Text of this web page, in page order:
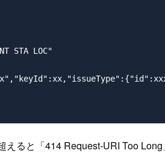
ると「414 Request-URI Too